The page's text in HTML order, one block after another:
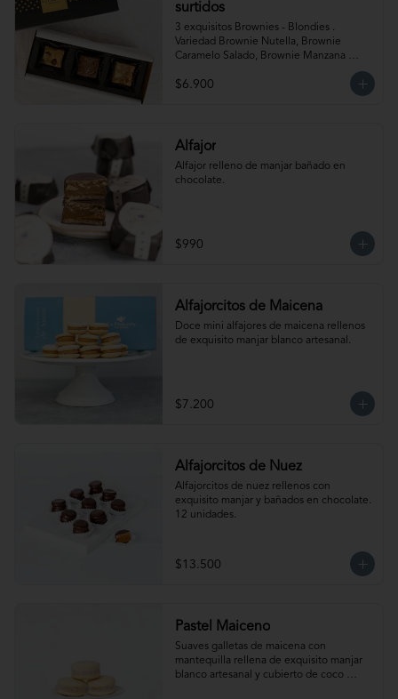
surtidos
3 exquisitos Brownies - Blondies .
Variedad Brownie Nutella, Brownie
Caramelo Salado, Brownie Manzana
Canela, Blondie Galleta Lotus, Blondie
Almendra y Blondie Mantequilla de
sabores!
$6.900
Alfajor
Alfajor relleno de manjar bañado en
chocolate.
$990
Alfajorcitos de Maicena
Doce mini alfajores de maicena rellenos
de exquisito manjar blanco artesanal.
$7.200
Alfajorcitos de Nuez
Alfajorcitos de nuez rellenos con
exquisito manjar y bañados en chocolate.
12 unidades.
$13.500
Pastel Maiceno
Suaves galletas de maicena con
mantequilla rellena de exquisito manjar
blanco artesanal y cubierto de coco